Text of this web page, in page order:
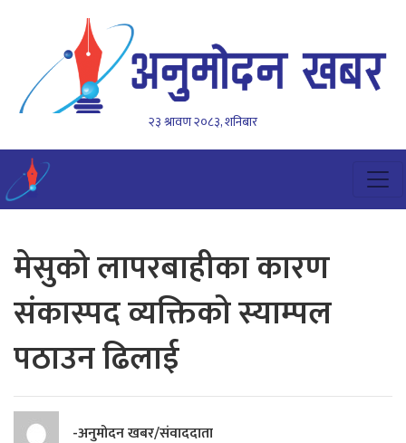
२३ श्रावण २०८३, शनिबार
मेसुको लापरबाहीका कारण
संकास्पद व्यक्तिको स्याम्पल
पठाउन ढिलाई
-अनुमोदन खबर/संवाददाता